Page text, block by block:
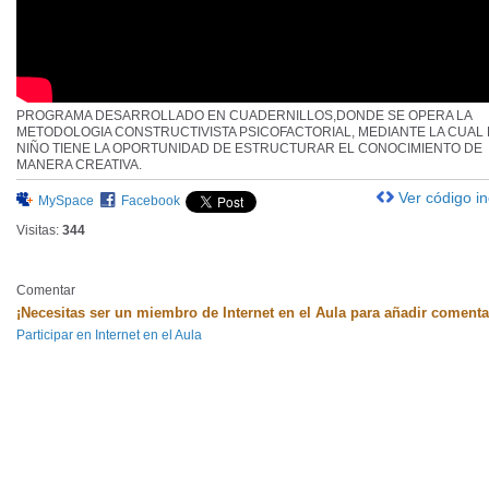
PROGRAMA DESARROLLADO EN CUADERNILLOS,DONDE SE OPERA LA
METODOLOGIA CONSTRUCTIVISTA PSICOFACTORIAL, MEDIANTE LA CUAL
NIÑO TIENE LA OPORTUNIDAD DE ESTRUCTURAR EL CONOCIMIENTO DE
MANERA CREATIVA.
MySpace
Facebook
Visitas: 344
Ver código
Comentar
¡Necesitas ser un miembro de Internet en el Aula para añadir
Participar en Internet en el Aula